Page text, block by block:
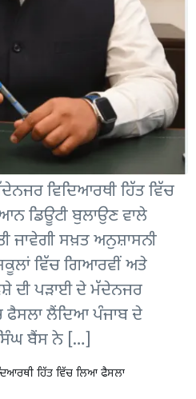
ਵਿਦਿਆਰਥੀ ਹਿੱਤ ਵਿੱਚ
ਡਿਊਟੀ ਬੁਲਾਉਣ ਵਾਲੇ
ਜਾਵੇਗੀ ਸਖ਼ਤ ਅਨੁਸ਼ਾਸਨੀ
ਵਿੱਚ ਗਿਆਰਵੀਂ ਅਤੇ
ਦੀ ਪੜਾਈ ਦੇ ਮੱਦੇਨਜਰ
ਫੈਸਲਾ ਲੈੰਦਿਆ ਪੰਜਾਬ ਦੇ
ਬੈਂਸ ਨੇ […]
ਹਿੱਤ ਵਿੱਚ ਲਿਆ ਫੈਸਲਾ